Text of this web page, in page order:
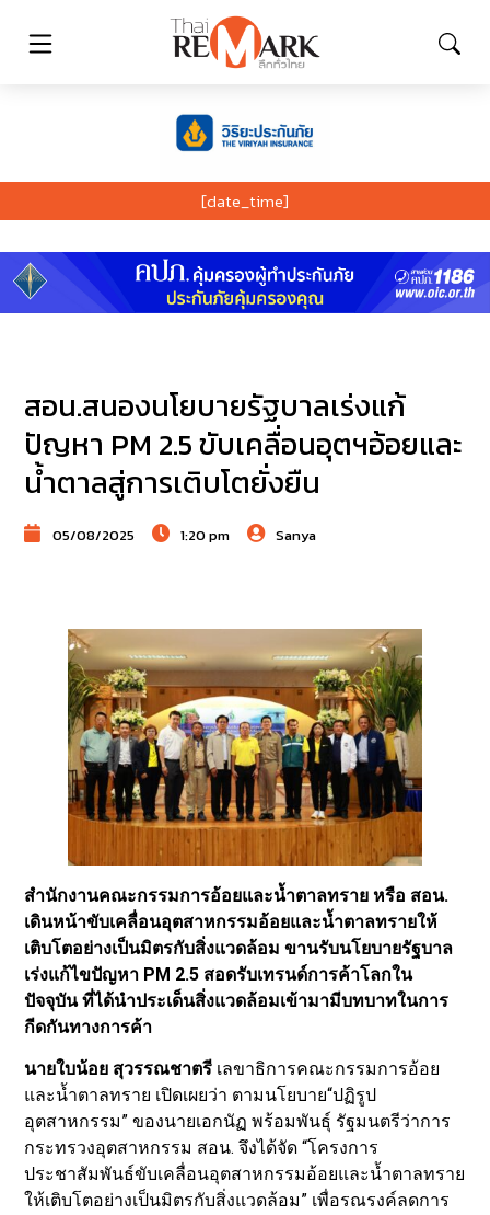
[date_time]
สอน.สนองนโยบายรัฐบาลเร่งแก้
ปัญหา PM 2.5 ขับเคลื่อนอุตฯอ้อยและ
น้ำตาลสู่การเติบโตยั่งยืน
05/08/2025 1:20 pm Sanya
สำนักงานคณะกรรมการอ้อยและน้ำตาลทราย หรือ สอน.
เดินหน้าขับเคลื่อนอุตสาหกรรมอ้อยและน้ำตาลทรายให้
เติบโตอย่างเป็นมิตรกับสิ่งแวดล้อม ขานรับนโยบายรัฐบาล
เร่งแก้ไขปัญหา PM 2.5 สอดรับเทรนด์การค้าโลกใน
ปัจจุบัน ที่ได้นำประเด็นสิ่งแวดล้อมเข้ามามีบทบาทในการ
กีดกันทางการค้า
นายใบน้อย สุวรรณชาตรี เลขาธิการคณะกรรมการอ้อย
และน้ำตาลทราย เปิดเผยว่า ตามนโยบาย“ปฏิรูป
อุตสาหกรรม” ของนายเอกนัฏ พร้อมพันธุ์ รัฐมนตรีว่าการ
กระทรวงอุตสาหกรรม สอน. จึงได้จัด “โครงการ
ประชาสัมพันธ์ขับเคลื่อนอุตสาหกรรมอ้อยและน้ำตาลทราย
ให้เติบโตอย่างเป็นมิตรกับสิ่งแวดล้อม” เพื่อรณรงค์ลดการ